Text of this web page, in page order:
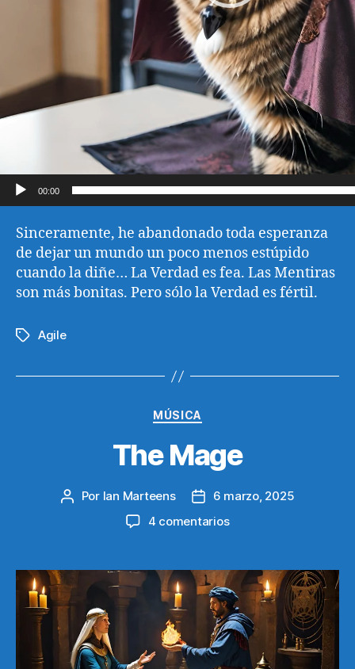
e
o
00:00
Sinceramente, he abandonado toda esperanza
de dejar un mundo un poco menos estúpido
cuando la diñe… La Verdad es fea. Las Mentiras
son más bonitas. Pero sólo la Verdad es fértil.
Etiquetas
Agile
Categorías
MÚSICA
The Mage
Autor
Por Ian Marteens
Fecha6 marzo, 2025
4 comentariosen